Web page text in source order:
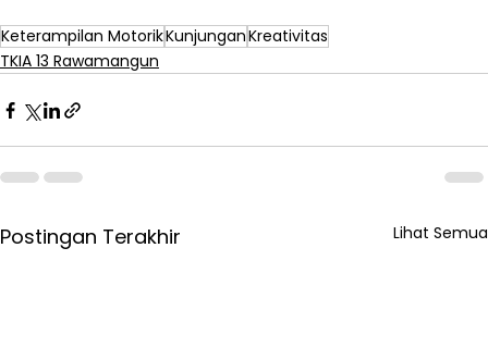
Keterampilan MotorikKunjunganKreativitas
TKIA 13 Rawamangun
Postingan Terakhir Lihat Semua